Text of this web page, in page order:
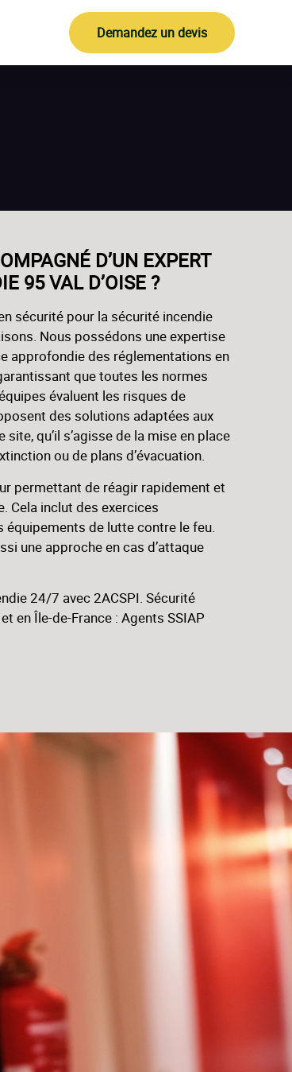
Demandez un devis
D’UN EXPERT
95 VAL D’OISE ?
sécurité pour la sécurité incendie
Nous possédons une expertise
approfondie des réglementations en
que toutes les normes
évaluent les risques de
des solutions adaptées aux
qu’il s’agisse de la mise en place
ou de plans d’évacuation.
permettant de réagir rapidement et
Cela inclut des exercices
équipements de lutte contre le feu.
une approche en cas d’attaque
24/7 avec 2ACSPI. Sécurité
en Île-de-France : Agents SSIAP